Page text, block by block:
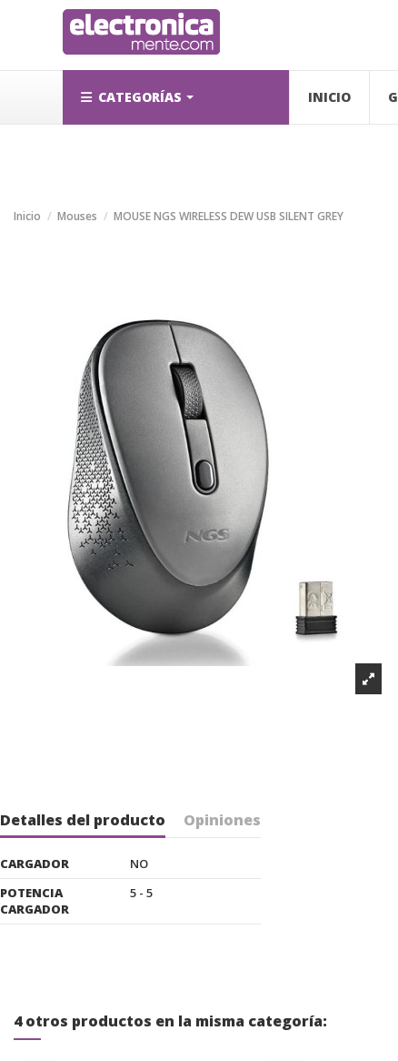
CATEGORÍAS INICIO
Inicio Mouses MOUSE NGS WIRELESS DEW USB SILENT GREY
Detalles del producto Opiniones
CARGADOR
NO
POTENCIA
CARGADOR
5 - 5
4 otros productos en la misma categoría: